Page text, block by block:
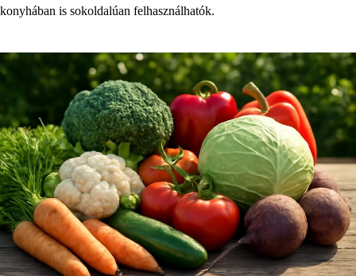
konyhában is sokoldalúan felhasználhatók.